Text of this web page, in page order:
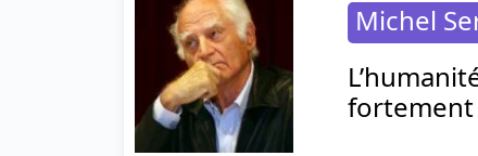
Michel
fortement